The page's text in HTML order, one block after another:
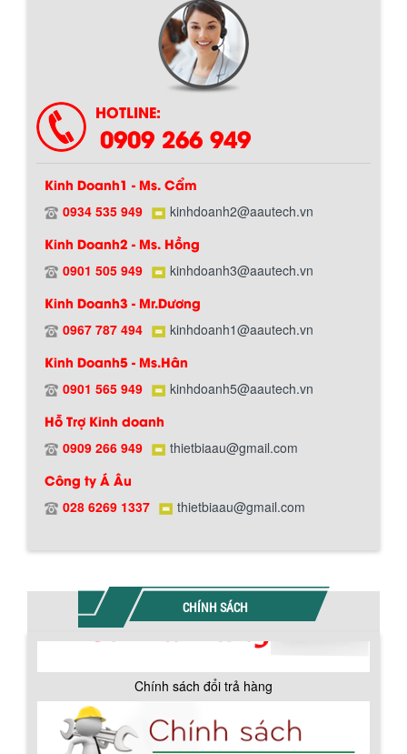
HOTLINE:
0909 266 949
Kinh Doanh1 - Ms. Cẩm
0934 535 949 kinhdoanh2@aautech.vn
Kinh Doanh2 - Ms. Hồng
0901 505 949 kinhdoanh3@aautech.vn
Kinh Doanh3 - Mr.Dương
0967 787 494 kinhdoanh1@aautech.vn
Kinh Doanh5 - Ms.Hân
0901 565 949 kinhdoanh5@aautech.vn
Hỗ Trợ Kinh doanh
0909 266 949 thietbiaau@gmail.com
Công ty Á Âu
028 6269 1337 thietbiaau@gmail.com
CHÍNH SÁCH
Chính sách giao hàng
Hướng dẫn thanh toán mua hàng
Chính sách bảo hành
BỒN CHỨA GIẢI NHIỆT SƠN, MỰC IN
tạo gồm 2 lớp inox và được dùng để
làm giảm nhiệt độ của nguyên...